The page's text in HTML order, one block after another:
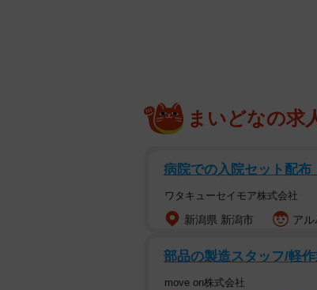
・水…160ml
・豚バラ肉…6枚
・お好み焼きソース…適宜
・天かす…40g
・青のり…適量
▽作り方
まいどなの求
病院での入院セット配布
ワタキューセイモア株式会社
新潟県 新潟市 ア
部品の製造スタッフ/軽
move on株式会社